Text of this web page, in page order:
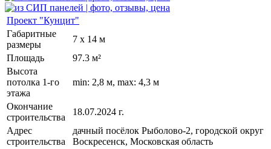
Проект "Кунцит"
Габаритные
размеры
7 x 14 м
Площадь
97.3 м²
Высота
потолка 1-го
этажа
min: 2,8 м, max: 4,3 м
Окончание
строительства
18.07.2024 г.
Адрес
строительства
дачный посёлок Рыболово-2, городской округ
Воскресенск, Московская область